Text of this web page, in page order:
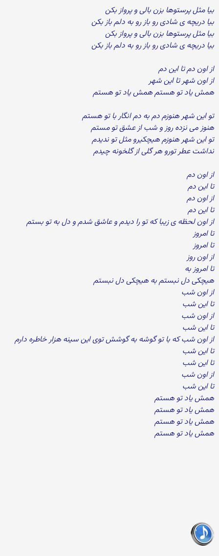
بیا مثل پرستوها بزن بالی و پرواز بکن
بیا دریچه ی شادی رو باز رو به دلم باز بکن
بیا مثل پرستوها بزن بالی و پرواز بکن
بیا دریچه ی شادی رو باز رو به دلم باز بکن
از اون دم تا این دم
از اون شهر تا این شهر
همش یاد تو هستم همش یاد تو هستم
تو این شهر هنوزم دم به دم انگار با تو هستم
هنوز می نزده روز و شب از عشق تو مستم
تو این شهر هنوزم هیچکیرو مثل تو ندیدم
نداشت عطر تورو هر گلی از گلخونه چیدم
از اون دم
تا این دم
از اون دم
تا این دم
از اون لحظه ی زیبا که تو را دیدم و عاشق شدم و دل به تو بستم
تا امروز
تا امروز
از اون روز
تا امروز به
هیچکی دل نبستم به هیچکی دل نبستم
از اون شب
تا این شب
از اون شب
تا این شب
از اون شب که با تو گوشه به گوشش توی این سینه هزار خاطره دارم
تا این شب
تا این شب
از اون شب
تا این شب
همش یاد تو هستم
همش یاد تو هستم
همش یاد تو هستم
همش یاد تو هستم